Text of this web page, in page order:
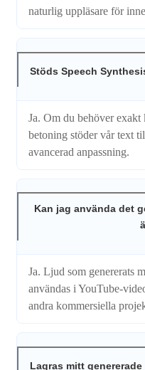
naturlig uppläsare för
Stöds Speech
Ja. Om du behöver
betoning stöder vår text
avancerad anpassning.
Kan jag använda det
Ja. Ljud som genererats
användas i YouTube-
andra kommersiella
Lagras mitt